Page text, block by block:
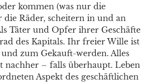
kommen (was nur die
die Räder, scheitern in und an
Täter und Opfer ihrer Geschäfte
des Kapitals. Ihr freier Wille ist
zum Gekauft-werden. Alles
nachher – falls überhaupt. Leben
Aspekt des geschäftlichen